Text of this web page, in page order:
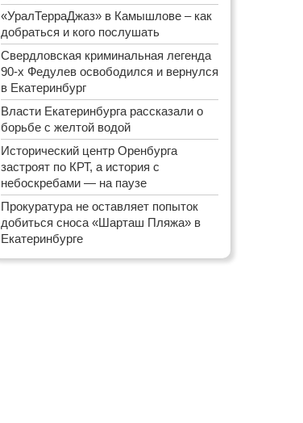
«УралТерраДжаз» в Камышлове – как
добраться и кого послушать
Свердловская криминальная легенда
90-х Федулев освободился и вернулся
в Екатеринбург
Власти Екатеринбурга рассказали о
борьбе с желтой водой
Исторический центр Оренбурга
застроят по КРТ, а история с
небоскребами — на паузе
Прокуратура не оставляет попыток
добиться сноса «Шарташ Пляжа» в
Екатеринбурге